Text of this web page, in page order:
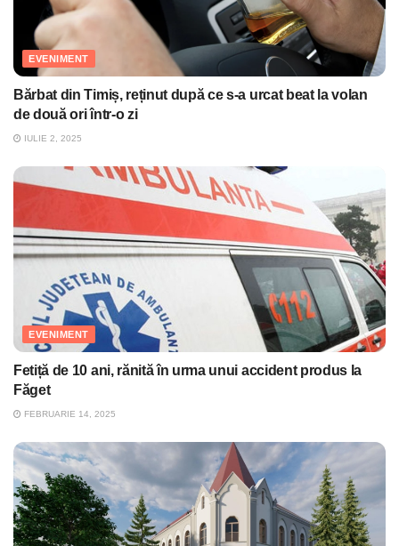
EVENIMENT
Bărbat din Timiș, reținut după ce s-a urcat beat la volan
de două ori într-o zi
IULIE 2, 2025
EVENIMENT
Fetiță de 10 ani, rănită în urma unui accident produs la
Făget
FEBRUARIE 14, 2025